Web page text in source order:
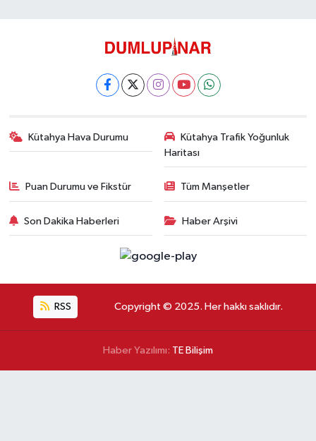
Kütahya Hava Durumu
Kütahya Trafik Yoğunluk
Haritası
Puan Durumu ve Fikstür Tüm Manşetler
Son Dakika Haberleri Haber Arşivi
RSS Copyright © 2025. Her hakkı saklıdır.
Haber Yazılımı: TE Bilişim